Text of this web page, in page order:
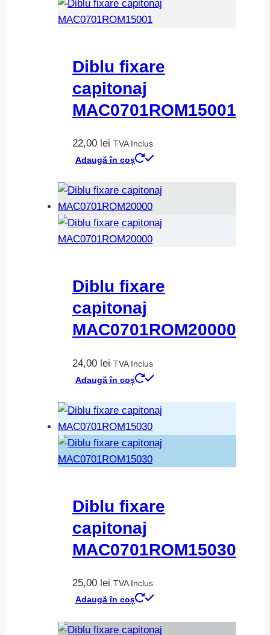
Diblu fixare
capitonaj
MAC0701ROM15001
22,00 lei TVA Inclus
Adaugă în coș
Diblu fixare
capitonaj
MAC0701ROM20000
24,00 lei TVA Inclus
Adaugă în coș
Diblu fixare
capitonaj
MAC0701ROM15030
25,00 lei TVA Inclus
Adaugă în coș